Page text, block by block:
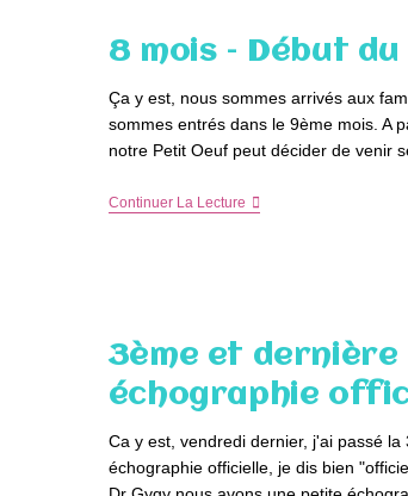
Notre
2ème
Né
8 mois – Début du
Ça y est, nous sommes arrivés aux
sommes entrés dans le 9ème mois. A
notre Petit Oeuf peut décider de venir
Continuer La Lecture8
3ème et dernière
échographie
Ca y est, vendredi dernier, j'ai passé la
échographie officielle, je dis bien